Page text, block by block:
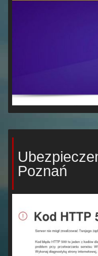
Poznań